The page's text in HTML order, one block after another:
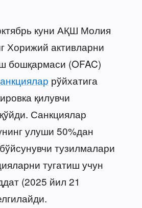
куни АҚШ Молия
Хорижий активларни
бошқармаси (OFAC)
рўйхатига
қилувчи
Санкциялар
улуши 50%дан
тузилмалари
тугатиш учун
(2025 йил 21